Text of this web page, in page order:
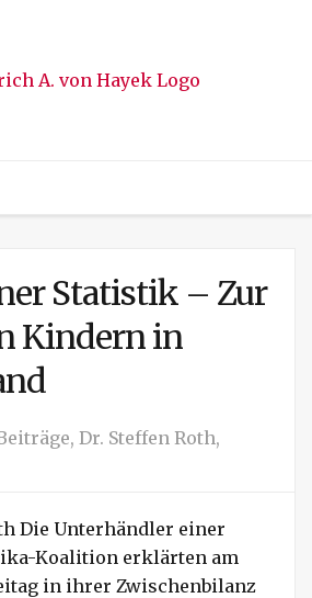
Statistik – Zur
Kindern in
, Dr. Steffen Roth,
Die Unterhändler einer
Koalition erklärten am
in ihrer Zwischenbilanz